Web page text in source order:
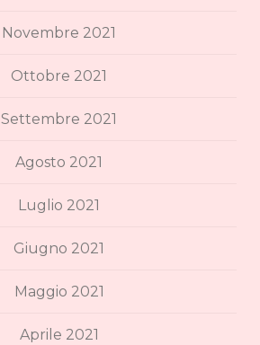
Novembre 2021
Ottobre 2021
Settembre 2021
Agosto 2021
Luglio 2021
Giugno 2021
Maggio 2021
Aprile 2021